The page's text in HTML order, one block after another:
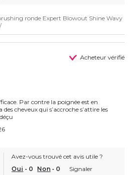
ronde Expert Blowout Shine Wavy
Acheteur vérifié
Par contre la poignée est en
cheveux qui s’accroche s’attire les
Avez-vous trouvé cet avis utile ?
Oui - 0 Non - 0 Signaler